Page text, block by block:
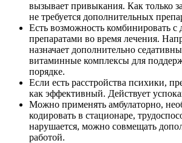
вызывает привыкания. Как только
не требуется дополнительных
Есть возможность комбинировать с
препаратами во время лечения.
назначает дополнительно
витаминные комплексы для
порядке.
Если есть расстройства психики,
как эффективный. Действует
Можно применять амбулаторно,
кодировать в стационаре,
нарушается, можно совмещать
работой.